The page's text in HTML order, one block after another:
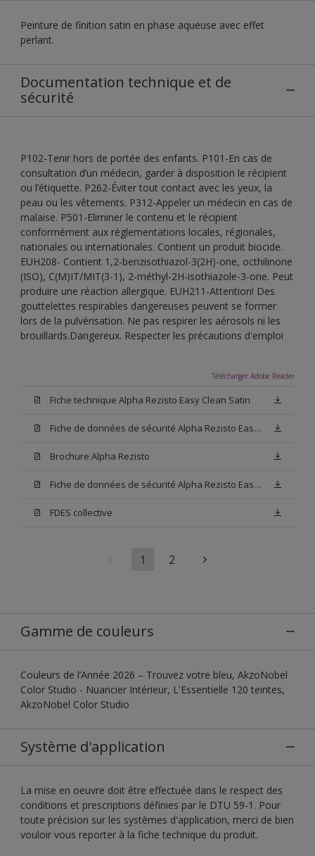
Peinture de finition satin en phase aqueuse avec effet
perlant.
Documentation technique et de
sécurité
P102-Tenir hors de portée des enfants. P101-En cas de
consultation d’un médecin, garder à disposition le récipient
ou l’étiquette. P262-Éviter tout contact avec les yeux, la
peau ou les vêtements. P312-Appeler un médecin en cas de
malaise. P501-Eliminer le contenu et le récipient
conformément aux réglementations locales, régionales,
nationales ou internationales. Contient un produit biocide.
EUH208- Contient 1,2-benzisothiazol-3(2H)-one, octhilinone
(ISO), C(M)IT/MIT(3-1), 2-méthyl-2H-isothiazole-3-one. Peut
produire une réaction allergique. EUH211-Attention! Des
gouttelettes respirables dangereuses peuvent se former
lors de la pulvérisation. Ne pas respirer les aérosols ni les
brouillards.Dangereux. Respecter les précautions d'emploi
Télécharger Adobe Reader
Fiche technique Alpha Rezisto Easy Clean Satin
Fiche de données de sécurité Alpha Rezisto Easy Clean Satin Base N00
Brochure Alpha Rezisto
Fiche de données de sécurité Alpha Rezisto Easy Clean Satin Blanc
FDES collective
1 2
Gamme de couleurs
Couleurs de l’Année 2026 – Trouvez votre bleu, AkzoNobel
Color Studio - Nuancier Intérieur, L'Essentielle 120 teintes,
AkzoNobel Color Studio
Système d'application
La mise en oeuvre doit être effectuée dans le respect des
conditions et prescriptions définies par le DTU 59-1. Pour
toute précision sur les systèmes d'application, merci de bien
vouloir vous reporter à la fiche technique du produit.